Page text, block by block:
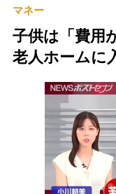
マネー
子供は「費用
老人ホームに